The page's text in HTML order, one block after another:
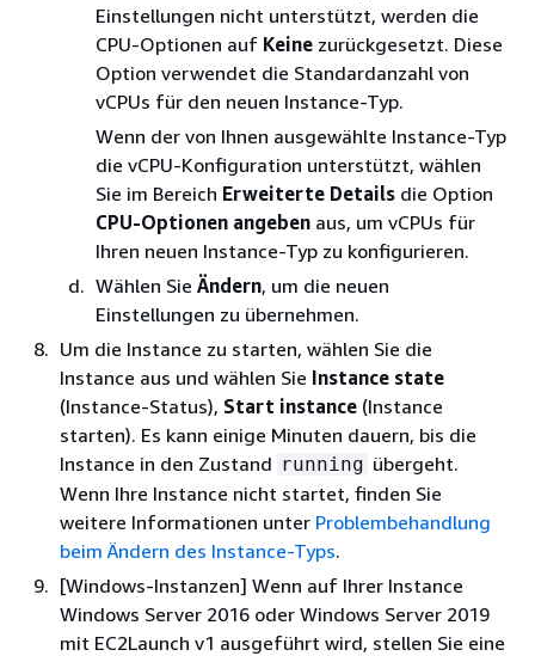
Einstellungen nicht unterstützt, werden die
CPU-Optionen auf Keine zurückgesetzt. Diese
Option verwendet die Standardanzahl von
vCPUs für den neuen Instance-Typ.
Wenn der von Ihnen ausgewählte Instance-Typ
die vCPU-Konfiguration unterstützt, wählen
Sie im Bereich Erweiterte Details die Option
CPU-Optionen angeben aus, um vCPUs für
Ihren neuen Instance-Typ zu konfigurieren.
Wählen Sie Ändern, um die neuen
Einstellungen zu übernehmen.
Um die Instance zu starten, wählen Sie die
Instance aus und wählen Sie Instance state
(Instance-Status), Start instance (Instance
starten). Es kann einige Minuten dauern, bis die
Instance in den Zustand running übergeht.
Wenn Ihre Instance nicht startet, finden Sie
weitere Informationen unter Problembehandlung
beim Ändern des Instance-Typs.
[Windows-Instanzen] Wenn auf Ihrer Instance
Windows Server 2016 oder Windows Server 2019
mit EC2Launch v1 ausgeführt wird, stellen Sie eine